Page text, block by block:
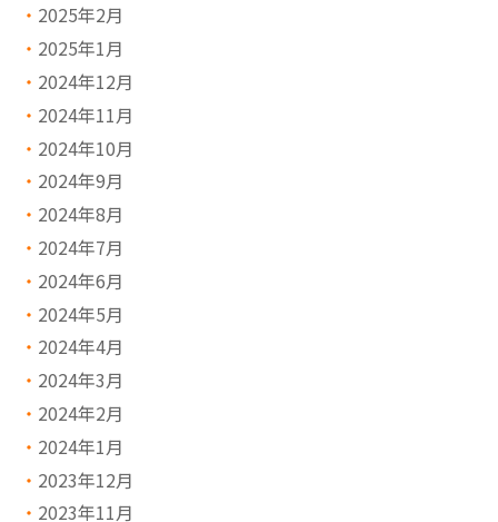
2025年2月
2025年1月
2024年12月
2024年11月
2024年10月
2024年9月
2024年8月
2024年7月
2024年6月
2024年5月
2024年4月
2024年3月
2024年2月
2024年1月
2023年12月
2023年11月